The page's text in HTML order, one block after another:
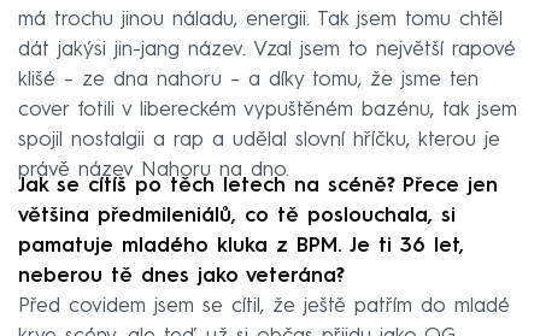
má trochu jinou náladu, energii. Tak jsem tomu chtěl
dát jakýsi jin-jang název. Vzal jsem to největší rapové
klišé – ze dna nahoru – a díky tomu, že jsme ten
cover fotili v libereckém vypuštěném bazénu, tak jsem
spojil nostalgii a rap a udělal slovní hříčku, kterou je
právě název Nahoru na dno.
Jak se cítíš po těch letech na scéně? Přece jen
většina předmileniálů, co tě poslouchala, si
pamatuje mladého kluka z BPM. Je ti 36 let,
neberou tě dnes jako veterána?
Před covidem jsem se cítil, že ještě patřím do mladé